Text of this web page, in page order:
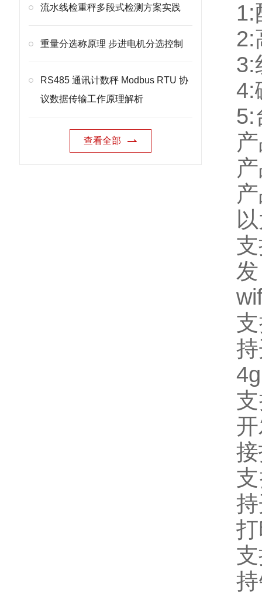
流水线检重秤多段式检测方案实践
重量分选称原理 步进电机分选控制
RS485 通讯计数秤 Modbus RTU 协
议数据传输工作原理解析
查看全部
1:
2:
3:
4:
5:
发
4g